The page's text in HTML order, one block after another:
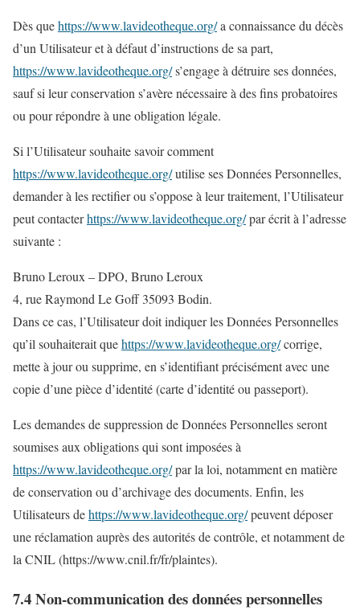
Dès quehttps://www.lavideotheque.org/a connaissance du décès
d’un Utilisateur et à défaut d’instructions de sa part,
https://www.lavideotheque.org/s’engage à détruire ses données,
sauf si leur conservation s’avère nécessaire à des fins probatoires
ou pour répondre à une obligation légale.
Si l’Utilisateur souhaite savoir comment
https://www.lavideotheque.org/utilise ses Données Personnelles,
demander à les rectifier ou s’oppose à leur traitement, l’Utilisateur
peut contacterhttps://www.lavideotheque.org/par écrit à l’adresse
suivante :
Bruno Leroux – DPO, Bruno Leroux
4, rue Raymond Le Goff 35093 Bodin.
Dans ce cas, l’Utilisateur doit indiquer les Données Personnelles
qu’il souhaiterait quehttps://www.lavideotheque.org/corrige,
mette à jour ou supprime, en s’identifiant précisément avec une
copie d’une pièce d’identité (carte d’identité ou passeport).
Les demandes de suppression de Données Personnelles seront
soumises aux obligations qui sont imposées à
https://www.lavideotheque.org/par la loi, notamment en matière
de conservation ou d’archivage des documents. Enfin, les
Utilisateurs dehttps://www.lavideotheque.org/peuvent déposer
une réclamation auprès des autorités de contrôle, et notamment de
la CNIL (https://www.cnil.fr/fr/plaintes).
7.4 Non-communication des données personnelles